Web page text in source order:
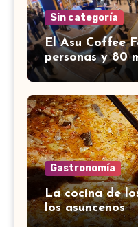
Sin categoría
El Asu Coffee
personas y 80
Gastronomía
La cocina de
los asuncenos